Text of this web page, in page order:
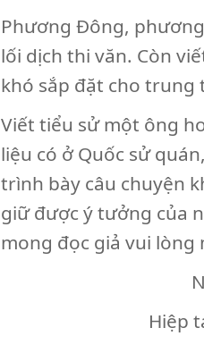
Phương Đông,
lối dịch thi văn. Còn
khó sắp đặt cho trung
Viết tiểu sử một ông
liệu có ở Quốc sử
trình bày câu chuyện
giữ được ý tưởng của
mong đọc giả vui lòng
Hiệp